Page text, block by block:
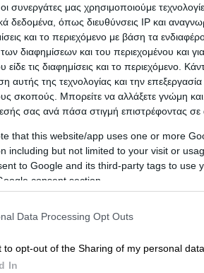
οι συνεργάτες μας χρησιμοποιούμε
δεδομένα, όπως διευθύνσεις IP και
και το περιεχόμενο με βάση τα
διαφημίσεων και του περιεχομένου και
είδε τις διαφημίσεις και το περιεχόμενο.
αυτής της τεχνολογίας και την
σκοπούς. Μπορείτε να αλλάξετε γνώμη και
σας ανά πάσα στιγμή επιστρέφοντας σε
that this website/app uses one or more
including but not limited to your visit or
to Google and its third-party tags to use
consent section.
Data Processing Opt Outs
to opt-out of the Sharing of my personal data.
In